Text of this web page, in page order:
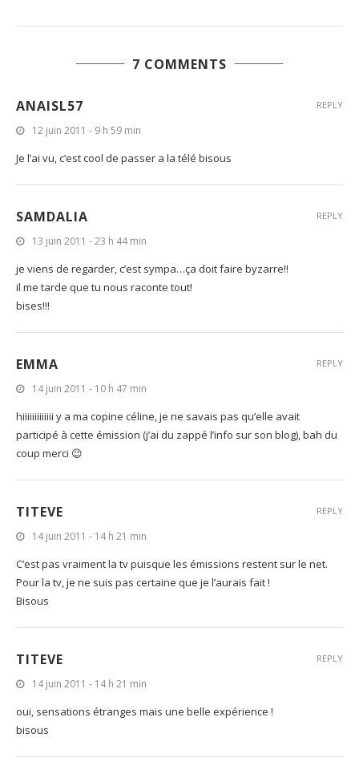
7 COMMENTS
ANAISL57
12 juin 2011 - 9 h 59 min
Je l’ai vu, c’est cool de passer a la télé bisous
REPLY
SAMDALIA
13 juin 2011 - 23 h 44 min
je viens de regarder, c’est sympa…ça doit faire byzarre!!
il me tarde que tu nous raconte tout!
bises!!!
REPLY
EMMA
14 juin 2011 - 10 h 47 min
hiiiiiiiiiiiii y a ma copine céline, je ne savais pas qu’elle avait
participé à cette émission (j’ai du zappé l’info sur son blog), bah du
coup merci 😉
REPLY
TITEVE
14 juin 2011 - 14 h 21 min
C’est pas vraiment la tv puisque les émissions restent sur le net.
Pour la tv, je ne suis pas certaine que je l’aurais fait !
Bisous
REPLY
TITEVE
14 juin 2011 - 14 h 21 min
oui, sensations étranges mais une belle expérience !
bisous
REPLY